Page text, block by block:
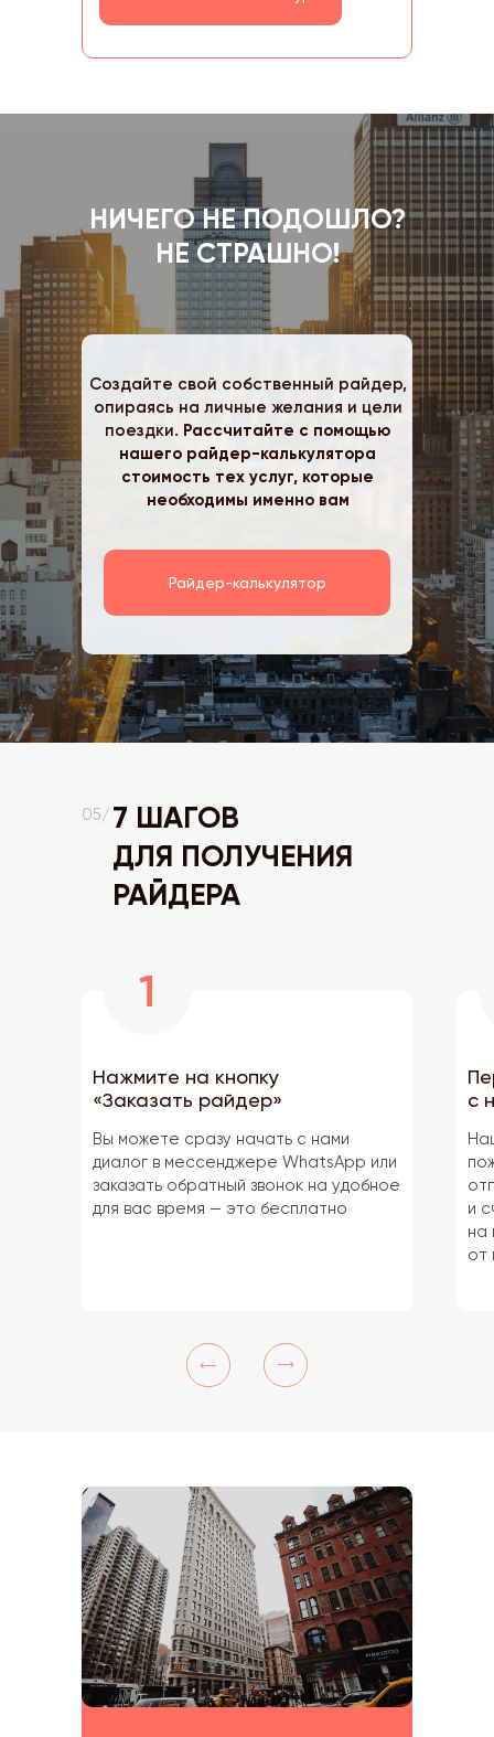
НИЧЕГО НЕ ПОДОШЛО?
НЕ СТРАШНО!
Создайте свой собственный райдер,
опираясь на личные желания и цели
поездки. Рассчитайте с помощью
нашего райдер-калькулятора
стоимость тех услуг, которые
необходимы именно вам
Райдер-калькулятор
7 ШАГОВ
ДЛЯ ПОЛУЧЕНИЯ
РАЙДЕРА
05/
Нажмите на кнопку
«Заказать райдер»
Вы можете сразу начать с нами
диалог в мессенджере WhatsApp или
заказать обратный звонок на удобное
для вас время — это бесплатно
с
и
на
от